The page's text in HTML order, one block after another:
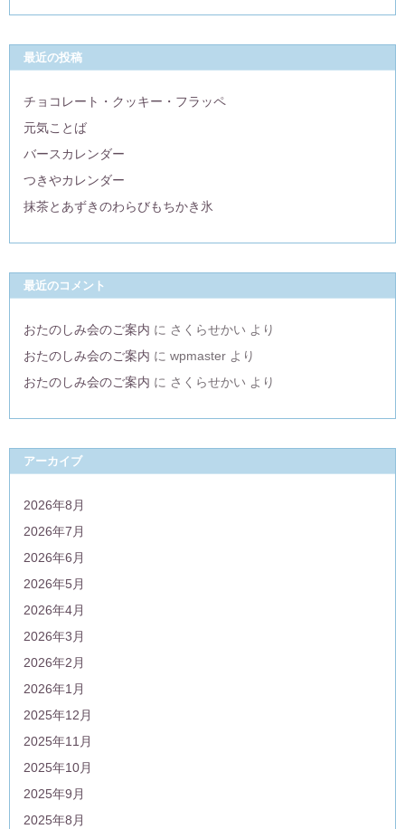
最近の投稿
チョコレート・クッキー・フラッペ
元気ことば
バースカレンダー
つきやカレンダー
抹茶とあずきのわらびもちかき氷
最近のコメント
おたのしみ会のご案内 に さくらせかい より
おたのしみ会のご案内 に wpmaster より
おたのしみ会のご案内 に さくらせかい より
アーカイブ
2026年8月
2026年7月
2026年6月
2026年5月
2026年4月
2026年3月
2026年2月
2026年1月
2025年12月
2025年11月
2025年10月
2025年9月
2025年8月